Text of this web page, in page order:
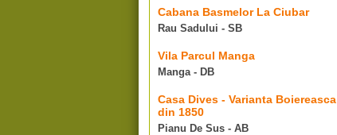
Cabana Basmelor La Ciubar
Rau Sadului - SB
Vila Parcul Manga
Manga - DB
Casa Dives - Varianta Boiereasca
din 1850
Pianu De Sus - AB